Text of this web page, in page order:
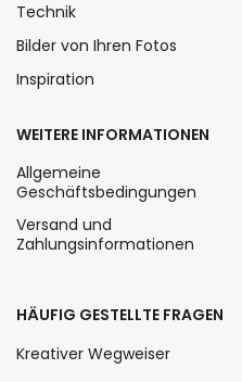
Technik
Bilder von Ihren Fotos
Inspiration
WEITERE INFORMATIONEN
Allgemeine
Geschäftsbedingungen
Versand und
Zahlungsinformationen
HÄUFIG GESTELLTE FRAGEN
Kreativer Wegweiser